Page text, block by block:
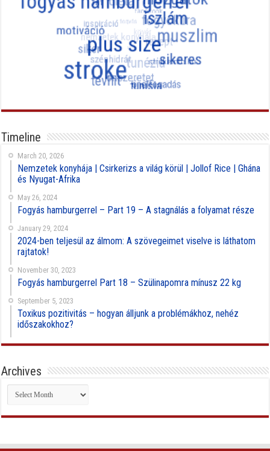
Timeline
March 20, 2026
Nemzetek konyhája | Csirkerizs a világ körül | Jollof Rice | Ghána
és Nyugat-Afrika
May 26, 2024
Fogyás hamburgerrel – Part 19 – A stagnálás a folyamat része
January 29, 2024
2024-ben teljesül az álmom: A szövegeimet viselve is láthatom
rajtatok!
November 30, 2023
Fogyás hamburgerrel Part 18 – Szülinapomra mínusz 22 kg
September 5, 2023
Toxikus pozitivitás – hogyan álljunk a problémákhoz, nehéz
időszakokhoz?
Archives
Archives